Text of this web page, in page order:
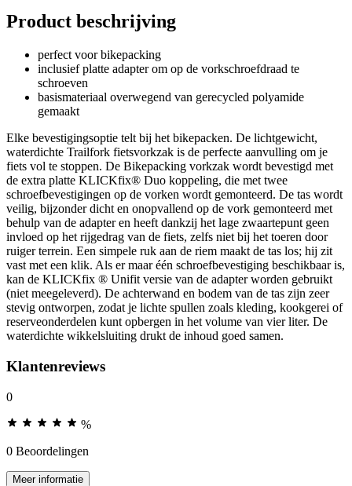
Product beschrijving
perfect voor bikepacking
inclusief platte adapter om op de vorkschroefdraad te
schroeven
basismateriaal overwegend van gerecycled polyamide
gemaakt
Elke bevestigingsoptie telt bij het bikepacken. De lichtgewicht,
waterdichte Trailfork fietsvorkzak is de perfecte aanvulling om je
fiets vol te stoppen. De Bikepacking vorkzak wordt bevestigd met
de extra platte KLICKfix® Duo koppeling, die met twee
schroefbevestigingen op de vorken wordt gemonteerd. De tas wordt
veilig, bijzonder dicht en onopvallend op de vork gemonteerd met
behulp van de adapter en heeft dankzij het lage zwaartepunt geen
invloed op het rijgedrag van de fiets, zelfs niet bij het toeren door
ruiger terrein. Een simpele ruk aan de riem maakt de tas los; hij zit
vast met een klik. Als er maar één schroefbevestiging beschikbaar is,
kan de KLICKfix ® Unifit versie van de adapter worden gebruikt
(niet meegeleverd). De achterwand en bodem van de tas zijn zeer
stevig ontworpen, zodat je lichte spullen zoals kleding, kookgerei of
reserveonderdelen kunt opbergen in het volume van vier liter. De
waterdichte wikkelsluiting drukt de inhoud goed samen.
Klantenreviews
0
%
0 Beoordelingen
Meer informatie